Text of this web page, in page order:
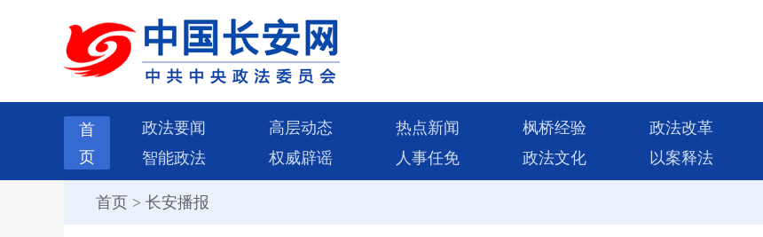
首
页
政法要闻 高层动态 热点新闻 枫桥经验 政法改革
智能政法
权威辟谣 人事任免 政法文化 以案释法
首页 > 长安播报